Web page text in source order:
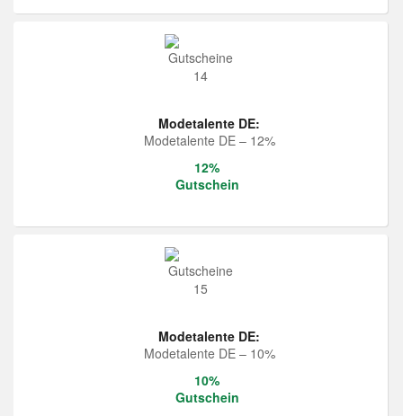
Modetalente DE:
Modetalente DE – 12%
12%
Gutschein
Modetalente DE:
Modetalente DE – 10%
10%
Gutschein